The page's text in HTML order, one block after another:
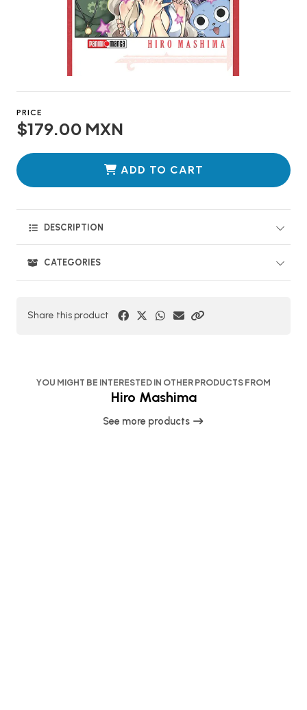
PRICE
$179.00 MXN
ADD TO CART
DESCRIPTION
CATEGORIES
Share this product
YOU MIGHT BE INTERESTED IN OTHER PRODUCTS FROM
Hiro Mashima
See more products